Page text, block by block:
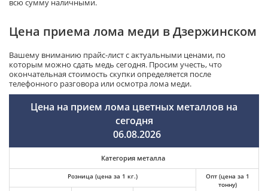
Цена приема лома меди в Дзержинском
Вашему вниманию прайс-лист с актуальными ценами, по
которым можно сдать медь сегодня. Просим учесть, что
окончательная стоимость скупки определяется после
телефонного разговора или осмотра лома меди.
Цена на прием лома цветных металлов на
сегодня
06.08.2026
Категория металла
Розница (цена за 1 кг.)
Опт (цена за 1
тонну)